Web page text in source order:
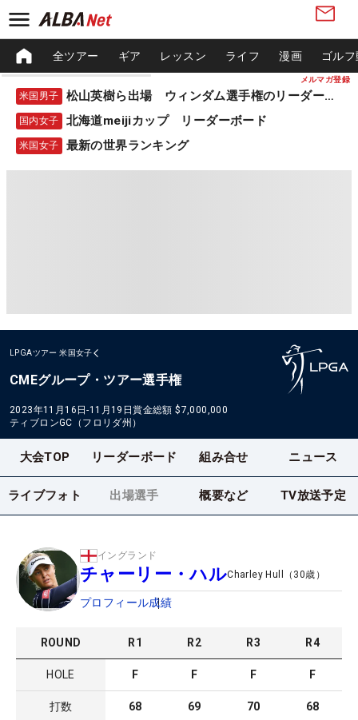
メルマガ登録
全ツアー ギア レッスン ライフ 漫画 ゴル
米国男子 松山英樹ら出場 ウィンダム選手権のリーダーボード
国内女子 北海道meijiカップ リーダーボード
米国女子 最新の世界ランキング
LPGAツアー 米国女子
CMEグループ・ツアー選手権
2023年11月16日-11月19日賞金総額 $7,000,000
ティブロンGC（フロリダ州）
大会TOP リーダーボード 組み合せ ニュース
ライブフォト 出場選手 概要など TV放送予定
イングランド
チャーリー・ハルCharley Hull （ 30歳）
プロフィール成績
ROUND R1 R2 R3 R4
HOLE F F F F
打数 68 69 70 68